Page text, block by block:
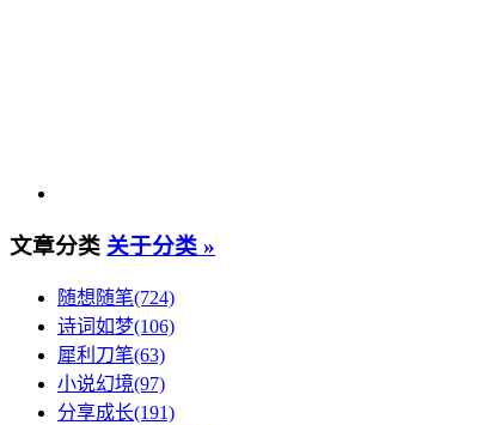
文章分类 关于分类 »
随想随笔(724)
诗词如梦(106)
犀利刀笔(63)
小说幻境(97)
分享成长(191)